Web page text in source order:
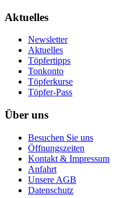
Aktuelles
Newsletter
Aktuelles
Töpfertipps
Tonkonto
Töpferkurse
Töpfer-Pass
Über uns
Besuchen Sie uns
Öffnungszeiten
Kontakt & Impressum
Anfahrt
Unsere AGB
Datenschutz